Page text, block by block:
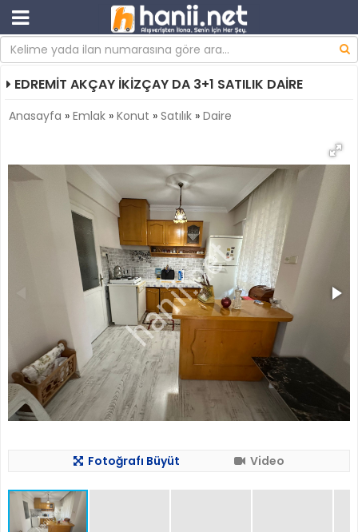
EDREMİT AKÇAY İKİZÇAY DA 3+1 SATILIK DAİRE
Anasayfa » Emlak » Konut » Satılık » Daire
Fotoğrafı Büyüt Video